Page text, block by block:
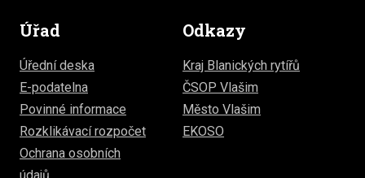
Úřad
Úřední deska
E-podatelna
Povinné informace
Rozklikávací rozpočet
Ochrana osobních
Odkazy
Kraj Blanických rytířů
ČSOP Vlašim
Město Vlašim
EKOSO